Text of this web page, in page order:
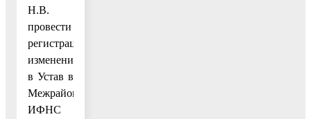
Н.В.
провести
регистрацию
изменения
в Устав в
Межрайонной
ИФНС